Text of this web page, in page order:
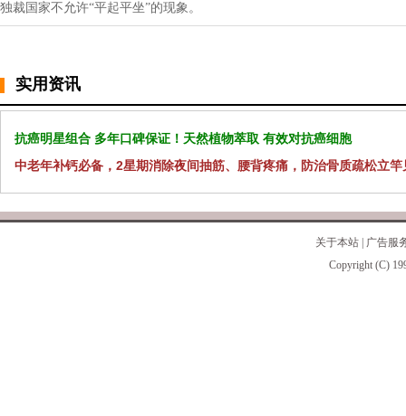
独裁国家不允许“平起平坐”的现象。
实用资讯
抗癌明星组合 多年口碑保证！天然植物萃取 有效对抗癌细胞
中老年补钙必备，2星期消除夜间抽筋、腰背疼痛，防治骨质疏松立竿
关于本站
广告服
Copyright (C)